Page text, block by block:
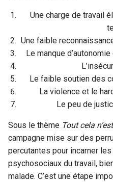
Une charge de travail
Une faible
Le manque
Le faible soutien des
La violence et le
Le peu de
Sous le thème Tout cela
campagne mise sur des
percutantes pour incarner
psychosociaux du travail,
malade. C’est une étape